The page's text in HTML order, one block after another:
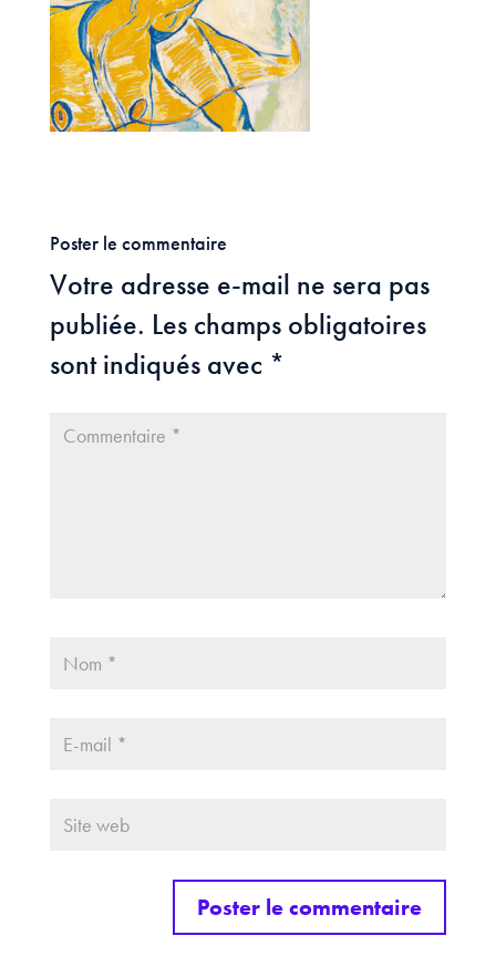
Poster le commentaire
Votre adresse e-mail ne sera pas
publiée. Les champs obligatoires
sont indiqués avec *